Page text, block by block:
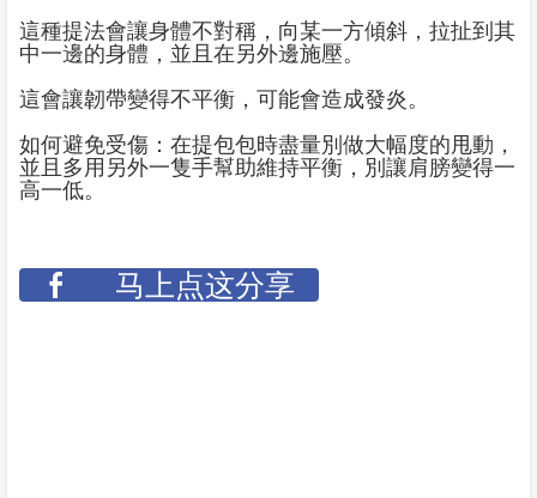
這種提法會讓身體不對稱，向某一方傾斜，拉扯到其
中一邊的身體，並且在另外邊施壓。
這會讓韌帶變得不平衡，可能會造成發炎。
如何避免受傷：在提包包時盡量別做大幅度的甩動，
並且多用另外一隻手幫助維持平衡，別讓肩膀變得一
高一低。
马上点这分享